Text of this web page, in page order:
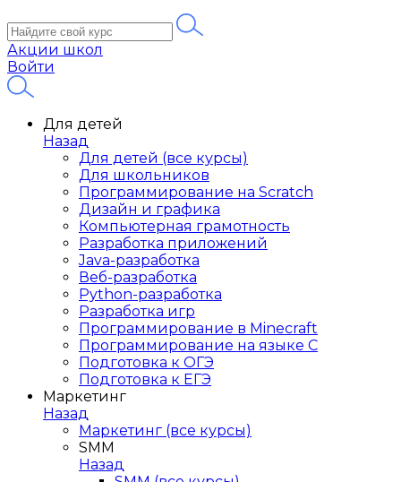
Акции школ
Войти
Для детей
Назад
Для детей (все курсы)
Для школьников
Программирование на Scratch
Дизайн и графика
Компьютерная грамотность
Разработка приложений
Java-разработка
Веб-разработка
Python-разработка
Разработка игр
Программирование в Minecraft
Программирование на языке C
Подготовка к ОГЭ
Подготовка к ЕГЭ
Маркетинг
Назад
Маркетинг (все курсы)
SMM
Назад